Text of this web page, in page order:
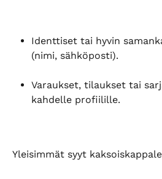
Identtiset tai hyvin
(nimi, sähköposti).
Varaukset, tilaukset tai
kahdelle profiilille.
Yleisimmät syyt